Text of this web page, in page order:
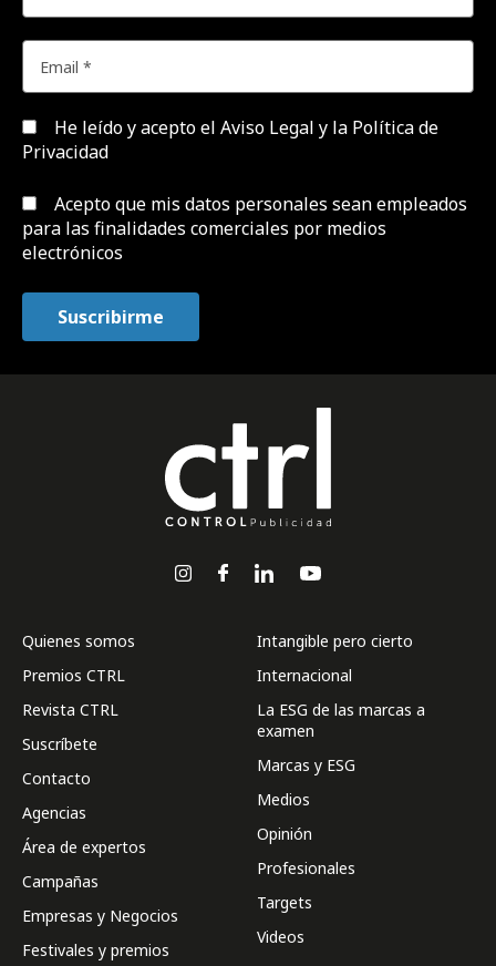
He leído y acepto el Aviso Legal y la Política de
Privacidad
Acepto que mis datos personales sean empleados
para las finalidades comerciales por medios
electrónicos
Quienes somos
Premios CTRL
Revista CTRL
Suscríbete
Contacto
Agencias
Área de expertos
Campañas
Empresas y Negocios
Festivales y premios
Intangible pero cierto
Internacional
La ESG de las marcas a
examen
Marcas y ESG
Medios
Opinión
Profesionales
Targets
Videos